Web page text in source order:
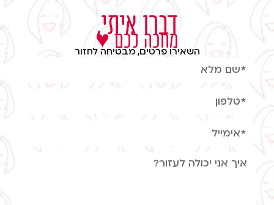
דברו איתי,
מחכה לכם ♥
השאירו פרטים, מבטיחה לחזור